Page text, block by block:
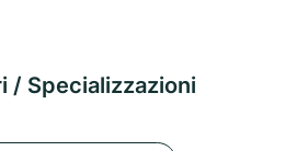
/ Specializzazioni